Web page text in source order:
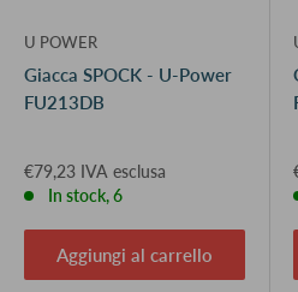
U POWER
Giacca SPOCK - U-Power
FU213DB
€79,23 IVA esclusa
In stock, 6
Aggiungi al carrello